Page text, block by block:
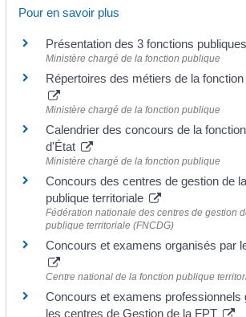
Pour en savoir plus
Présentation des 3 fonctions publiques
Ministère chargé de la fonction publique
Répertoires des métiers de la fonction
Ministère chargé de la fonction publique
Calendrier des concours de la
d'État
Ministère chargé de la fonction publique
Concours des centres de gestion de
publique territoriale
Fédération nationale des centres de gestion
publique territoriale (FNCDG)
Concours et examens organisés par
Centre national de la fonction publique
Concours et examens professionnels
les centres de Gestion de la FPT